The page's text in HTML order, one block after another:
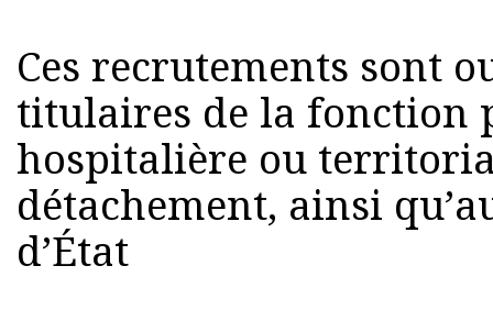
Ces recrutements sont
titulaires de la fonction
hospitalière ou
détachement, ainsi
d’État